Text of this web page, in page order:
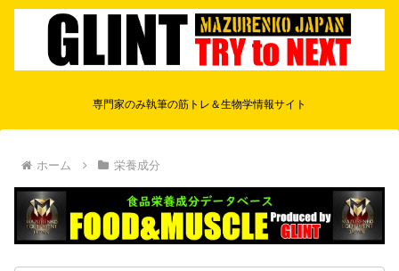
専門家のみ執筆の筋トレ＆生物学情報サイト
ホーム 栄養成分